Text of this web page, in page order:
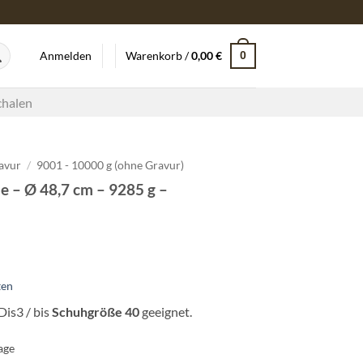
Anmelden Warenkorb /0,00€ 0
/ 9001 - 10000 g (ohne Gravur)
– Ø 48,7 cm – 9285 g –
/ bisSchuhgröße 40geeignet.